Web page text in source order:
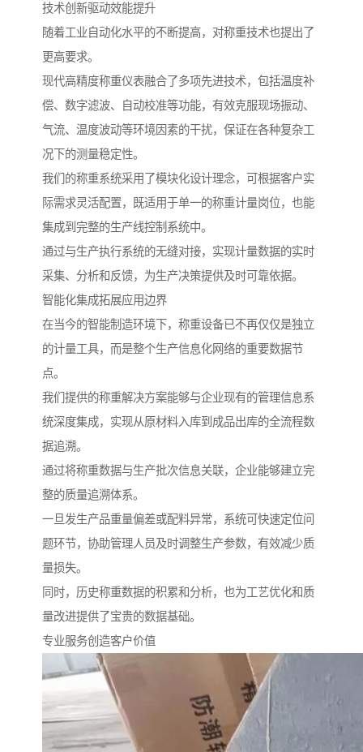
技术创新驱动效能提升
随着工业自动化水平的不断提高，对称重技术也提出了
更高要求。
现代高精度称重仪表融合了多项先进技术，包括温度补
偿、数字滤波、自动校准等功能，有效克服现场振动、
气流、温度波动等环境因素的干扰，保证在各种复杂工
况下的测量稳定性。
我们的称重系统采用了模块化设计理念，可根据客户实
际需求灵活配置，既适用于单一的称重计量岗位，也能
集成到完整的生产线控制系统中。
通过与生产执行系统的无缝对接，实现计量数据的实时
采集、分析和反馈，为生产决策提供及时可靠依据。
智能化集成拓展应用边界
在当今的智能制造环境下，称重设备已不再仅仅是独立
的计量工具，而是整个生产信息化网络的重要数据节
点。
我们提供的称重解决方案能够与企业现有的管理信息系
统深度集成，实现从原材料入库到成品出库的全流程数
据追溯。
通过将称重数据与生产批次信息关联，企业能够建立完
整的质量追溯体系。
一旦发生产品重量偏差或配料异常，系统可快速定位问
题环节，协助管理人员及时调整生产参数，有效减少质
量损失。
同时，历史称重数据的积累和分析，也为工艺优化和质
量改进提供了宝贵的数据基础。
专业服务创造客户价值